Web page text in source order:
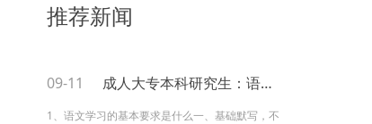
推荐新闻
09-11 成人大专本科研究生：语文补习班有用吗
1、语文学习的基本要求是什么一、基础默写，不